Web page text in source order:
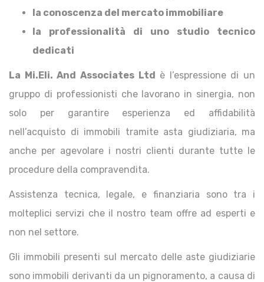
la conoscenza del mercato immobiliare
la professionalità di uno studio tecnico
dedicati
La Mi.Eli. And Associates Ltd è l’espressione di un
gruppo di professionisti che lavorano in sinergia, non
solo per garantire esperienza ed affidabilità
nell’acquisto di immobili tramite asta giudiziaria, ma
anche per agevolare i nostri clienti durante tutte le
procedure della compravendita.
Assistenza tecnica, legale, e finanziaria sono tra i
molteplici servizi che il nostro team offre ad esperti e
non nel settore.
Gli immobili presenti sul mercato delle aste giudiziarie
sono immobili derivanti da un pignoramento, a causa di